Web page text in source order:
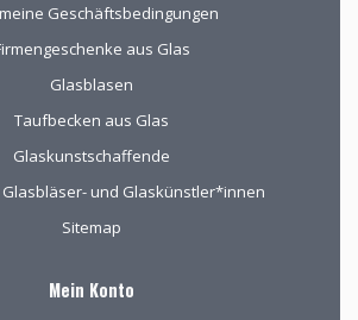
Geschäftsbedingungen
aus Glas
Glasblasen
Taufbecken aus Glas
Glaskunstschaffende
und Glaskünstler*innen
Sitemap
Mein Konto